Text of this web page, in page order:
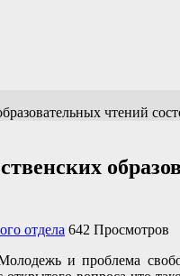
чтений
отдела 642 Просмотров
и проблема